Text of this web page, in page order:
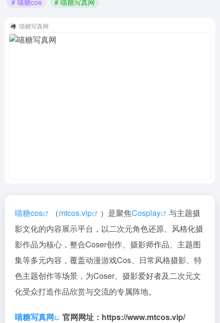
# 喵糖cos
# 喵糖写真网
喵糖写真网
喵糖cos （mtcos.vip ）是聚焦Cosplay
与主题摄
影文化的内容展示平台，以二次元角色还原、风格化摄
影作品为核心，整合Coser创作、摄影师作品、主题图
集等多元内容，覆盖动漫游戏Cos、日常风格摄影、特
色主题创作等场景，为Coser、摄影爱好者及二次元文
化受众打造作品欣赏与交流的专属阵地。
喵糖写真网 官网网址：https://www.mtcos.vip/